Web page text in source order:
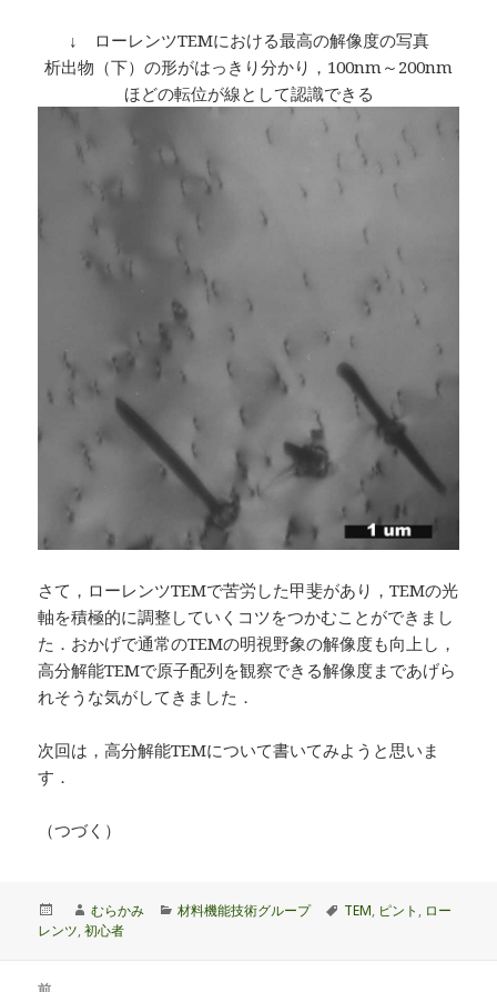
↓ ローレンツTEMにおける最高の解像度の写真
析出物（下）の形がはっきり分かり，100nm～200nm
ほどの転位が線として認識できる
さて，ローレンツTEMで苦労した甲斐があり，TEMの光
軸を積極的に調整していくコツをつかむことができまし
た．おかげで通常のTEMの明視野象の解像度も向上し，
高分解能TEMで原子配列を観察できる解像度まであげら
れそうな気がしてきました．
次回は，高分解能TEMについて書いてみようと思いま
す．
（つづく）
稿
作
成
むらかみ
カ
材料機能技術グループ
タ
TEM, ピント , ロー
レンツ,初心者